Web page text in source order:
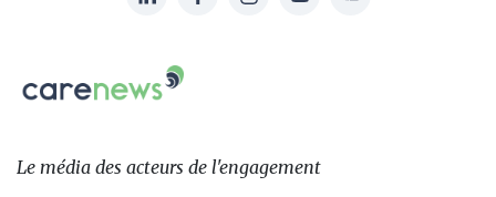
sur:
Carenews,
Le
des
Le média des acteurs de l'engagement